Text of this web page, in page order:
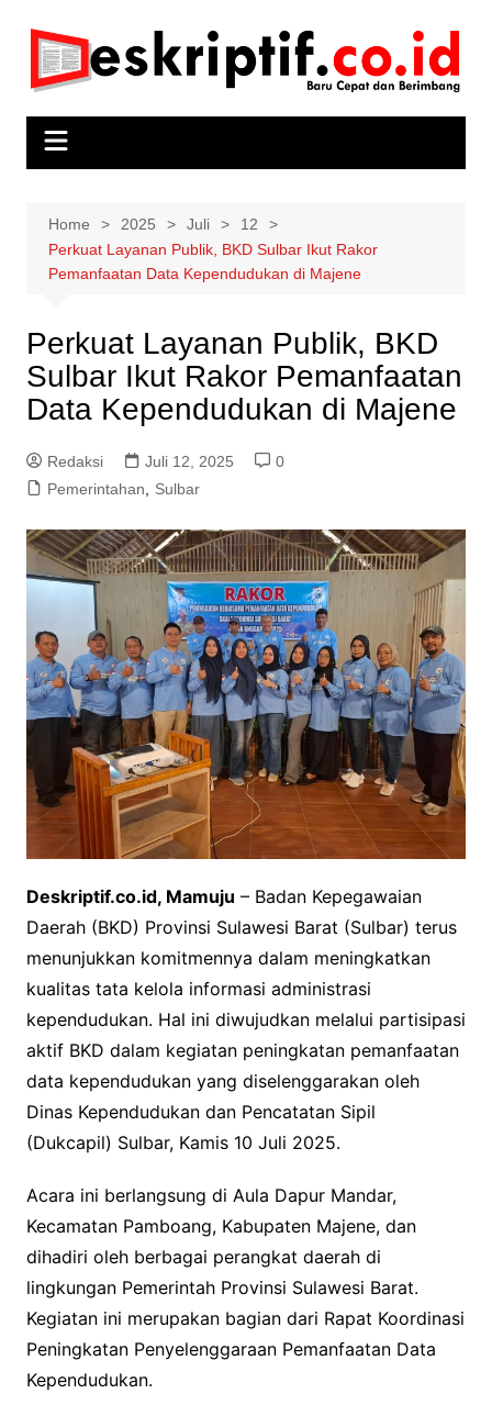
content
Home 2025 Juli
12
Perkuat Layanan Publik, BKD Sulbar Ikut Rakor
Pemanfaatan Data Kependudukan di Majene
Perkuat Layanan Publik, BKD
Sulbar Ikut Rakor Pemanfaatan
Data Kependudukan di Majene
Redaksi Juli 12, 2025
0
Pemerintahan
Sulbar
Deskriptif.co.id, Mamuju – Badan Kepegawaian
Daerah (BKD) Provinsi Sulawesi Barat (Sulbar) terus
menunjukkan komitmennya dalam meningkatkan
kualitas tata kelola informasi administrasi
kependudukan. Hal ini diwujudkan melalui partisipasi
aktif BKD dalam kegiatan peningkatan pemanfaatan
data kependudukan yang diselenggarakan oleh
Dinas Kependudukan dan Pencatatan Sipil
(Dukcapil) Sulbar, Kamis 10 Juli 2025.
Acara ini berlangsung di Aula Dapur Mandar,
Kecamatan Pamboang, Kabupaten Majene, dan
dihadiri oleh berbagai perangkat daerah di
lingkungan Pemerintah Provinsi Sulawesi Barat.
Kegiatan ini merupakan bagian dari Rapat Koordinasi
Peningkatan Penyelenggaraan Pemanfaatan Data
Kependudukan.